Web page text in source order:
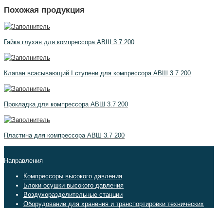
Похожая продукция
Гайка глухая для компрессора АВШ 3.7 200
Клапан всасывающий I ступени для компрессора АВШ 3.7 200
Прокладка для компрессора АВШ 3.7 200
Пластина для компрессора АВШ 3.7 200
Направления
Компрессоры высокого давления
Блоки осушки высокого давления
Воздухоразделительные станции
Оборудование для хранения и транспортировки технических